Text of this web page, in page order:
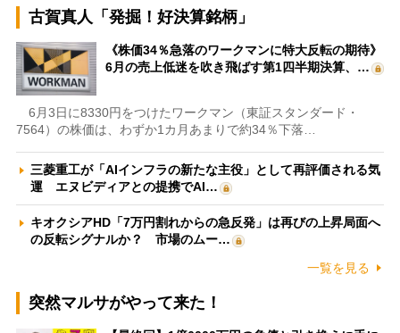
古賀真人「発掘！好決算銘柄」
《株価34％急落のワークマンに特大反転の期待》
6月の売上低迷を吹き飛ばす第1四半期決算、…
6月3日に8330円をつけたワークマン（東証スタンダード・
7564）の株価は、わずか1カ月あまりで約34％下落…
三菱重工が「AIインフラの新たな主役」として再評価される気
運 エヌビディアとの提携でAI…
キオクシアHD「7万円割れからの急反発」は再びの上昇局面へ
の反転シグナルか？ 市場のムー…
一覧を見る
突然マルサがやって来た！